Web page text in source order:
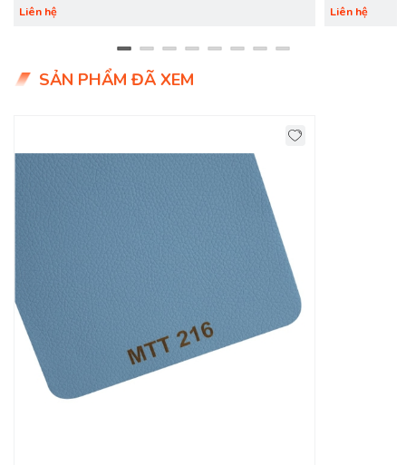
Liên hệ Liên hệ
SẢN PHẨM ĐÃ XEM